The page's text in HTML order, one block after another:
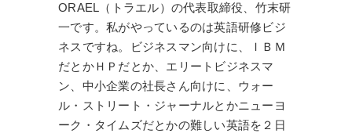
ORAEL（トラエル）の代表取締役、竹末研
一です。私がやっているのは英語研修ビジ
ネスですね。ビジネスマン向けに、ＩＢＭ
だとかＨＰだとか、エリートビジネスマ
ン、中小企業の社長さん向けに、ウォー
ル・ストリート・ジャーナルとかニューヨ
ーク・タイムズだとかの難しい英語を２日